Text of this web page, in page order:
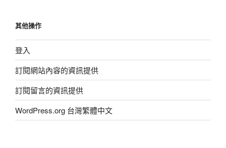
其他操作
登入
訂閱網站內容的資訊提供
訂閱留言的資訊提供
WordPress.org 台灣繁體中文